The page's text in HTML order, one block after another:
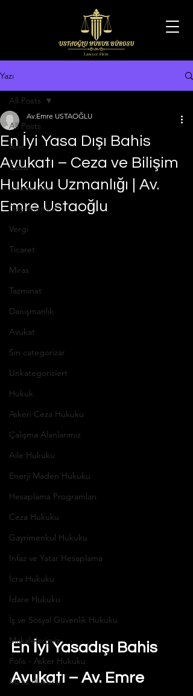
Yazı
All Posts
Aile
Ceza
İcra ve İflas
Gayrimenkul
Vergi
Ticaret
Miras
Tazminat
Danışmanlık
Avukat
Sin categorizar
Unkategorisiert
Hukuk
Askeri Ceza Hukuku
Çalışma Alanlarımız
Aile Hukuku
Enerji Maden Hukuku
Hesaplama Programları
Ceza Hukuku
Gayrimenkul Hukuku
İnfaz ve Yatar Hesaplama
İcra Hukuku
İdare Hukuku
İş ve Sosyal Güvenlik Hukuku
Makalelerimiz
Polis - Asker Hukuku
Miras Hukuku
All Posts
En İyi Yasa Dışı Bahis
Avukatı – Ceza ve Bilişim
Hukuku Uzmanlığı | Av.
Emre Ustaoğlu
Av.Emre USTAOĞLU
En İyi Yasadışı Bahis
Avukatı – Av. Emre